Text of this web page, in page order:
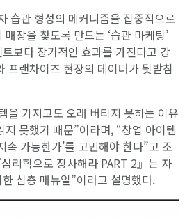
습관 형성의 메커니즘을 집중적으로
장을 찾도록 만드는 ‘습관 마케팅’
보다 장기적인 효과를 가진다고 강
프랜차이즈 현장의 데이터가 뒷받침
을 가지고도 오래 버티지 못하는 이유
못했기 때문”이라며, “창업 아이템
속 가능한가’를 고민해야 한다”고 조
리학으로 장사해라 PART 2』는 자
심층 매뉴얼”이라고 설명했다.